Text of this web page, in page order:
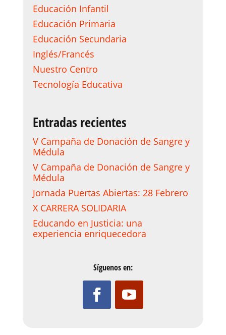
Educación Infantil
Educación Primaria
Educación Secundaria
Inglés/Francés
Nuestro Centro
Tecnología Educativa
Entradas recientes
V Campaña de Donación de Sangre y
Médula
V Campaña de Donación de Sangre y
Médula
Jornada Puertas Abiertas: 28 Febrero
X CARRERA SOLIDARIA
Educando en Justicia: una
experiencia enriquecedora
Síguenos en: